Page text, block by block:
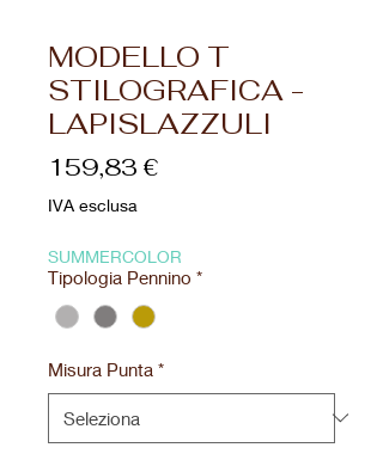
MODELLO T
STILOGRAFICA -
LAPISLAZZULI
159,83 €
IVA esclusa
SUMMERCOLOR
Tipologia Pennino *
Misura Punta *